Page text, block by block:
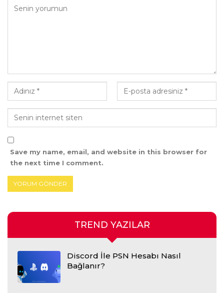
Save my name, email, and website in this browser for
the next time I comment.
TREND YAZILAR
Discord İle PSN Hesabı Nasıl
Bağlanır?